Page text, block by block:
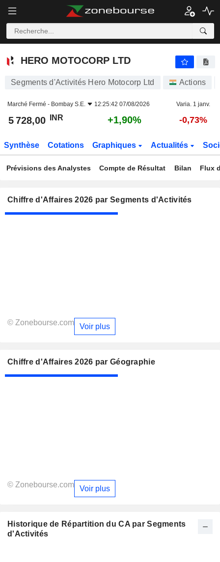
HERO MOTOCORP LTD
HERO MOTOCORP LTD
Segments d'Activités Hero Motocorp Ltd Actions
Marché Fermé - Bombay S.E. 12:25:42 07/08/2026 Varia. 1 janv.
5 728,00 INR +1,90% -0,73%
Synthèse Cotations Graphiques Actualités
Prévisions des Analystes Compte de Résultat Bilan Flux
Chiffre d'Affaires 2026 par Segments d'Activités
© Zonebourse.com Voir plus
Chiffre d'Affaires 2026 par Géographie
© Zonebourse.com Voir plus
Historique de Répartition du CA par Segments
d'Activités